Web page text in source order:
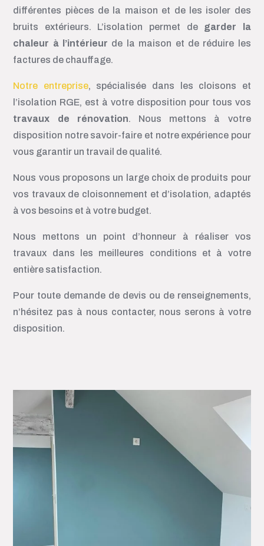
différentes pièces de la maison et de les isoler des
bruits extérieurs. L’isolation permet de garder la
chaleur à l’intérieur de la maison et de réduire les
factures de chauffage.
Notre entreprise, spécialisée dans les cloisons et
l’isolation RGE, est à votre disposition pour tous vos
travaux de rénovation. Nous mettons à votre
disposition notre savoir-faire et notre expérience pour
vous garantir un travail de qualité.
Nous vous proposons un large choix de produits pour
vos travaux de cloisonnement et d’isolation, adaptés
à vos besoins et à votre budget.
Nous mettons un point d’honneur à réaliser vos
travaux dans les meilleures conditions et à votre
entière satisfaction.
Pour toute demande de devis ou de renseignements,
n’hésitez pas à nous contacter, nous serons à votre
disposition.